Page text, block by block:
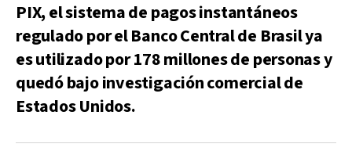
PIX, el sistema de pagos instantáneos
regulado por el Banco Central de Brasil ya
es utilizado por 178 millones de personas y
quedó bajo investigación comercial de
Estados Unidos.